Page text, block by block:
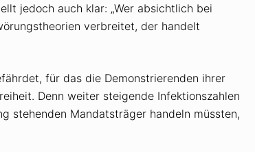
jedoch auch klar: „Wer absichtlich bei
verbreitet, der handelt
für das die Demonstrierenden ihrer
Denn weiter steigende Infektionszahlen
stehenden Mandatsträger handeln müssten,